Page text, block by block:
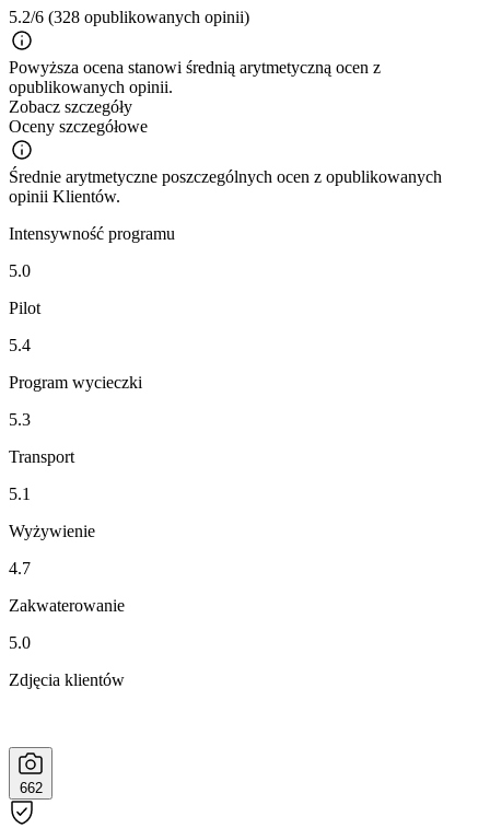
5.2/6 (328 opublikowanych opinii)
Powyższa ocena stanowi średnią arytmetyczną ocen z
opublikowanych opinii.
Zobacz szczegóły
Oceny szczegółowe
Średnie arytmetyczne poszczególnych ocen z opublikowanych
opinii Klientów.
Intensywność programu
5.0
Pilot
5.4
Program wycieczki
5.3
Transport
5.1
Wyżywienie
4.7
Zakwaterowanie
5.0
Zdjęcia klientów
662